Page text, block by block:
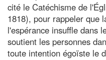
cité le Catéchisme de
1818), pour rappeler que
l'espérance insuffle dans
soutient les personnes
toute intention égoïste le